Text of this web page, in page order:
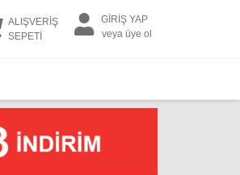
ALIŞVERİŞ
SEPETİ
GİRİŞ YAP
veya üye ol